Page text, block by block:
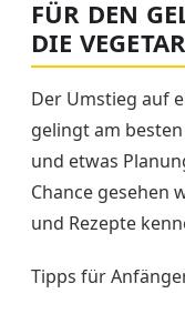
FÜR DEN
DIE
Der Umstieg auf
gelingt am
und etwas
Chance gesehen
und Rezepte
Tipps für